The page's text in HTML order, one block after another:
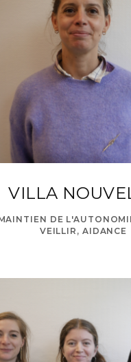
VILLA
DE
VEILLIR, AIDANCE